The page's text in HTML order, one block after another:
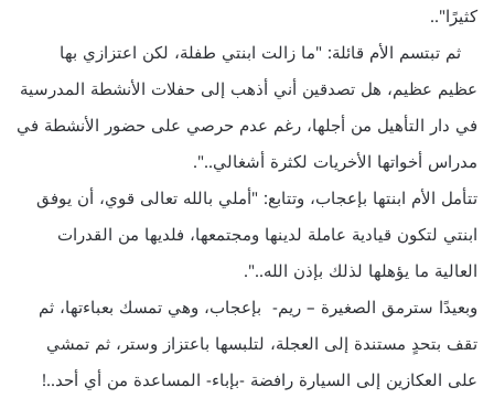
كثيرًا"..
ثم تبتسم الأم قائلة: "ما زالت ابنتي طفلة، لكن اعتزازي بها
عظيم عظيم، هل تصدقين أني أذهب إلى حفلات الأنشطة المدرسية
في دار التأهيل من أجلها، رغم عدم حرصي على حضور الأنشطة في
مدراس أخواتها الأخريات لكثرة أشغالي..".
تتأمل الأم ابنتها بإعجاب، وتتابع: "أملي بالله تعالى قوي، أن يوفق
ابنتي لتكون قيادية عاملة لدينها ومجتمعها، فلديها من القدرات
العالية ما يؤهلها لذلك بإذن الله..".
وبعيدًا سترمق الصغيرة – ريم- بإعجاب، وهي تمسك بعباءتها، ثم
تقف بتحدٍ مستندة إلى العجلة، لتلبسها باعتزاز وستر، ثم تمشي
على العكازين إلى السيارة رافضة -بإباء- المساعدة من أي أحد..!